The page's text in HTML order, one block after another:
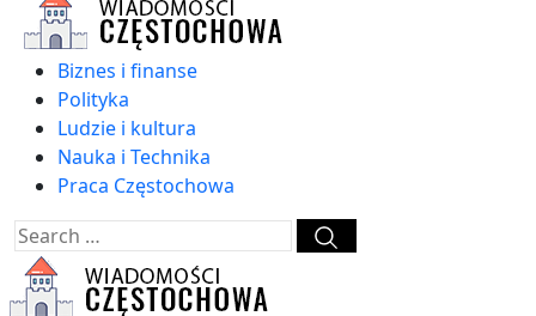
Biznes i finanse
Polityka
Ludzie i kultura
Nauka i Technika
Praca Częstochowa